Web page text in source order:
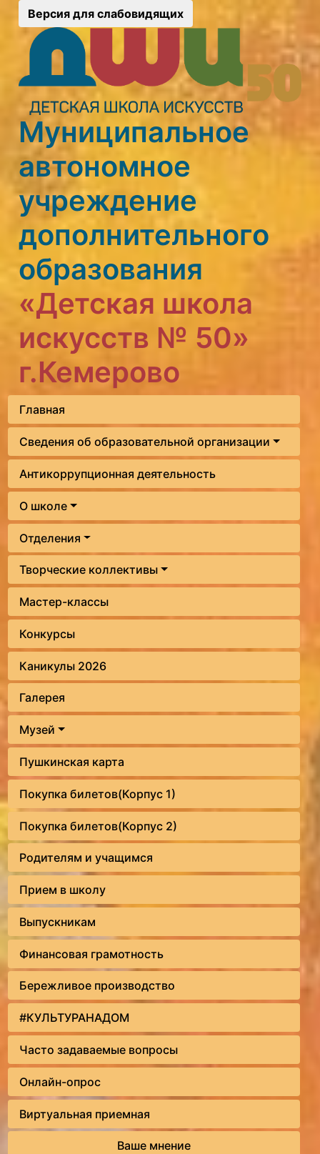
Версия для слабовидящих
Муниципальное
автономное
учреждение
дополнительного
образования
«Детская школа
искусств № 50»
г.Кемерово
Главная
Сведения об образовательной организации
Антикоррупционная деятельность
О школе
Отделения
Творческие коллективы
Мастер-классы
Конкурсы
Каникулы 2026
Галерея
Музей
Пушкинская карта
Покупка билетов(Корпус 1)
Покупка билетов(Корпус 2)
Родителям и учащимся
Прием в школу
Выпускникам
Финансовая грамотность
Бережливое производство
#КУЛЬТУРАНАДОМ
Часто задаваемые вопросы
Онлайн-опрос
Виртуальная приемная
Ваше мнение